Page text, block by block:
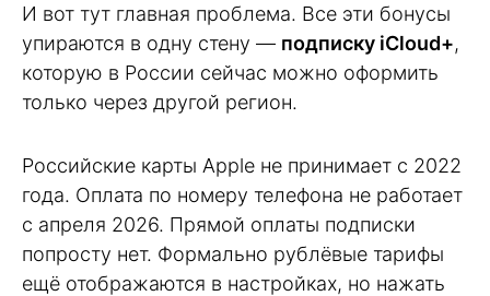
И вот тут главная проблема. Все эти бонусы
упираются в одну стену — подписку iCloud+,
которую в России сейчас можно оформить
только через другой регион.
Российские карты Apple не принимает с 2022
года. Оплата по номеру телефона не работает
с апреля 2026. Прямой оплаты подписки
попросту нет. Формально рублёвые тарифы
ещё отображаются в настройках, но нажать